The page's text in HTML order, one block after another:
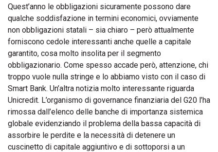
Quest’anno le obbligazioni sicuramente possono dare
qualche soddisfazione in termini economici, ovviamente
non obbligazioni statali – sia chiaro – però attualmente
forniscono cedole interessanti anche quelle a capitale
garantito, cosa molto insolita per il segmento
obbligazionario. Come spesso accade però, attenzione, chi
troppo vuole nulla stringe e lo abbiamo visto con il caso di
Smart Bank. Un’altra notizia molto interessante riguarda
Unicredit. L’organismo di governance finanziaria del G20 l’ha
rimossa dall’elenco delle banche di importanza sistemica
globale evidenziando il problema della bassa capacità di
assorbire le perdite e la necessità di detenere un
cuscinetto di capitale aggiuntivo e di sottoporsi a un